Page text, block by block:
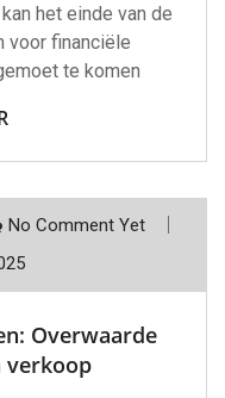
het einde van de
voor financiële
te komen
No Comment Yet
Overwaarde
verkoop